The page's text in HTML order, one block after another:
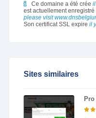
Ce domaine a été crée
est actuellement enregistré
please visit
Son certificat SSL expire il
Sites similaires